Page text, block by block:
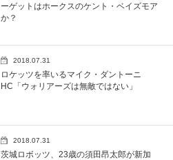
ーゲットはホークスのケント・ベイズモア
か？
2018.07.31
ロケッツを率いるマイク・ダントーニ
HC「ウォリアーズは無敵ではない」
2018.07.31
茨城ロボッツ、23歳の須田昂太郎が新加